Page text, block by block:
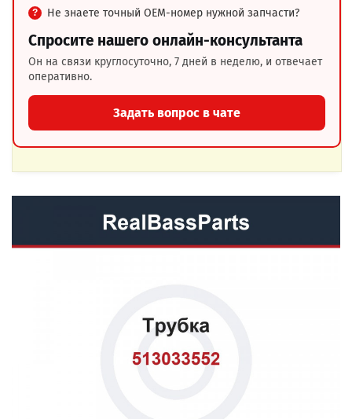
Не знаете точный OEM-номер нужной запчасти?
Спросите нашего онлайн-консультанта
Он на связи круглосуточно, 7 дней в неделю, и отвечает
оперативно.
Задать вопрос в чате